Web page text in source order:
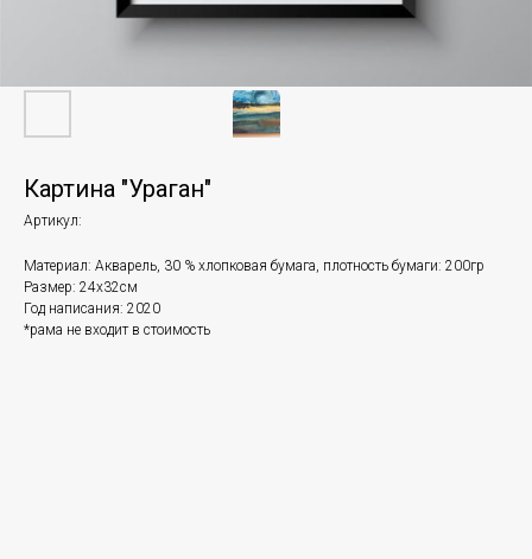
Картина "Ураган"
Артикул:
Материал: Акварель, 30 % хлопковая бумага, плотность бумаги: 200гр
Размер: 24х32см
Год написания: 2020
*рама не входит в стоимость